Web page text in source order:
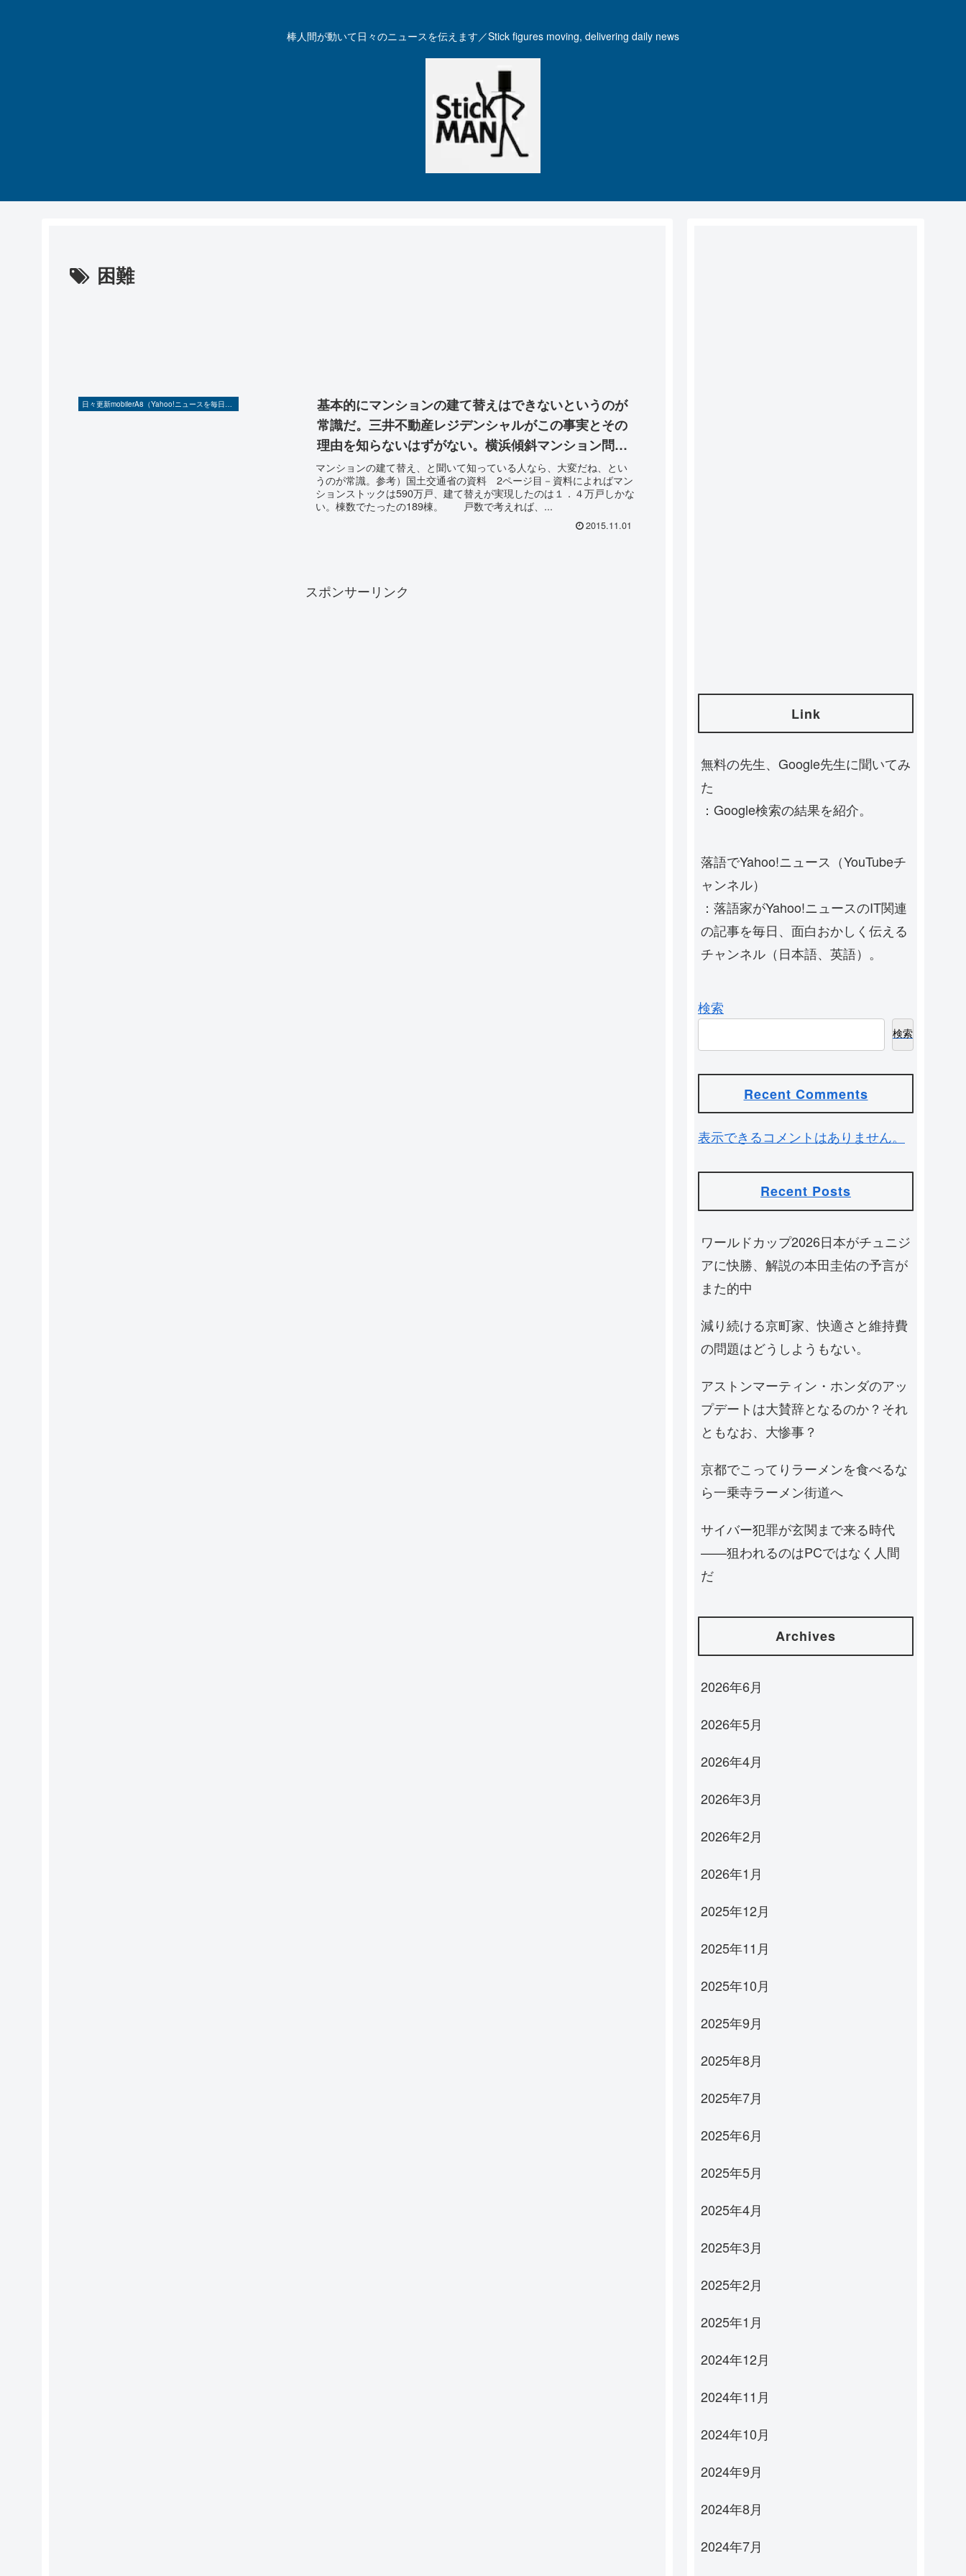
棒人間が動いて日々のニュースを伝えます／Stick figures moving, delivering daily news
困難
日々更新mobilerA8（Yahoo!ニュースを毎日ウォッチ）
基本的にマンションの建て替えはできないというのが
常識だ。三井不動産レジデンシャルがこの事実とその
理由を知らないはずがない。横浜傾斜マンション問
題。
マンションの建て替え、と聞いて知っている人なら、大変だね、とい
うのが常識。参考）国土交通省の資料 2ページ目－資料によればマン
ションストックは590万戸、建て替えが実現したのは１．４万戸しかな
い。棟数でたったの189棟。 戸数で考えれば、...
2015.11.01
スポンサーリンク
Link
無料の先生、Google先生に聞いてみ
た
：Google検索の結果を紹介。
落語でYahoo!ニュース（YouTubeチ
ャンネル）
：落語家がYahoo!ニュースのIT関連
の記事を毎日、面白おかしく伝える
チャンネル（日本語、英語）。
検索
検索
Recent Comments
表示できるコメントはありません。
Recent Posts
ワールドカップ2026日本がチュニジ
アに快勝、解説の本田圭佑の予言が
また的中
減り続ける京町家、快適さと維持費
の問題はどうしようもない。
アストンマーティン・ホンダのアッ
プデートは大賛辞となるのか？それ
ともなお、大惨事？
京都でこってりラーメンを食べるな
ら一乗寺ラーメン街道へ
サイバー犯罪が玄関まで来る時代
——狙われるのはPCではなく人間
だ
Archives
2026年6月
2026年5月
2026年4月
2026年3月
2026年2月
2026年1月
2025年12月
2025年11月
2025年10月
2025年9月
2025年8月
2025年7月
2025年6月
2025年5月
2025年4月
2025年3月
2025年2月
2025年1月
2024年12月
2024年11月
2024年10月
2024年9月
2024年8月
2024年7月